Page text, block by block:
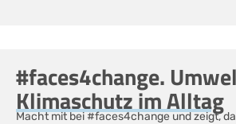
#faces4change.
Klimaschutz im Alltag
Macht mit bei #faces4change und zeigt,